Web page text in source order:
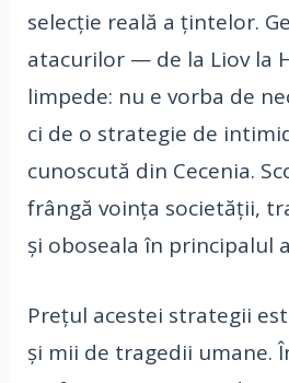
selecție reală a țintelor.
atacurilor — de la Liov la
limpede: nu e vorba de
ci de o strategie de
cunoscută din Cecenia.
frângă voința societății,
și oboseala în principalul
Prețul acestei strategii
și mii de tragedii umane.